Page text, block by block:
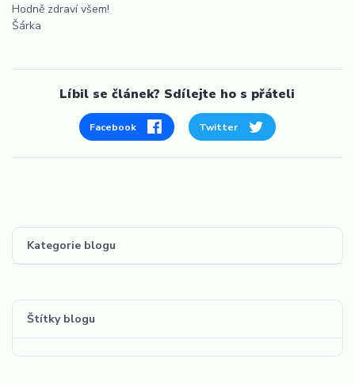
Kategorie blogu
Štítky blogu
Hodně zdraví všem!
Šárka
Líbil se článek? Sdílejte ho s přáteli
Facebook Twitter